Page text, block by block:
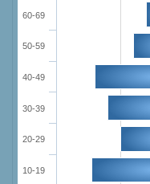
10-19
20-29
30-39
40-49
50-59
60-69